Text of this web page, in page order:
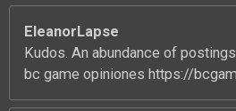
EleanorLapse
Kudos. An abundance of
bc game opiniones https://